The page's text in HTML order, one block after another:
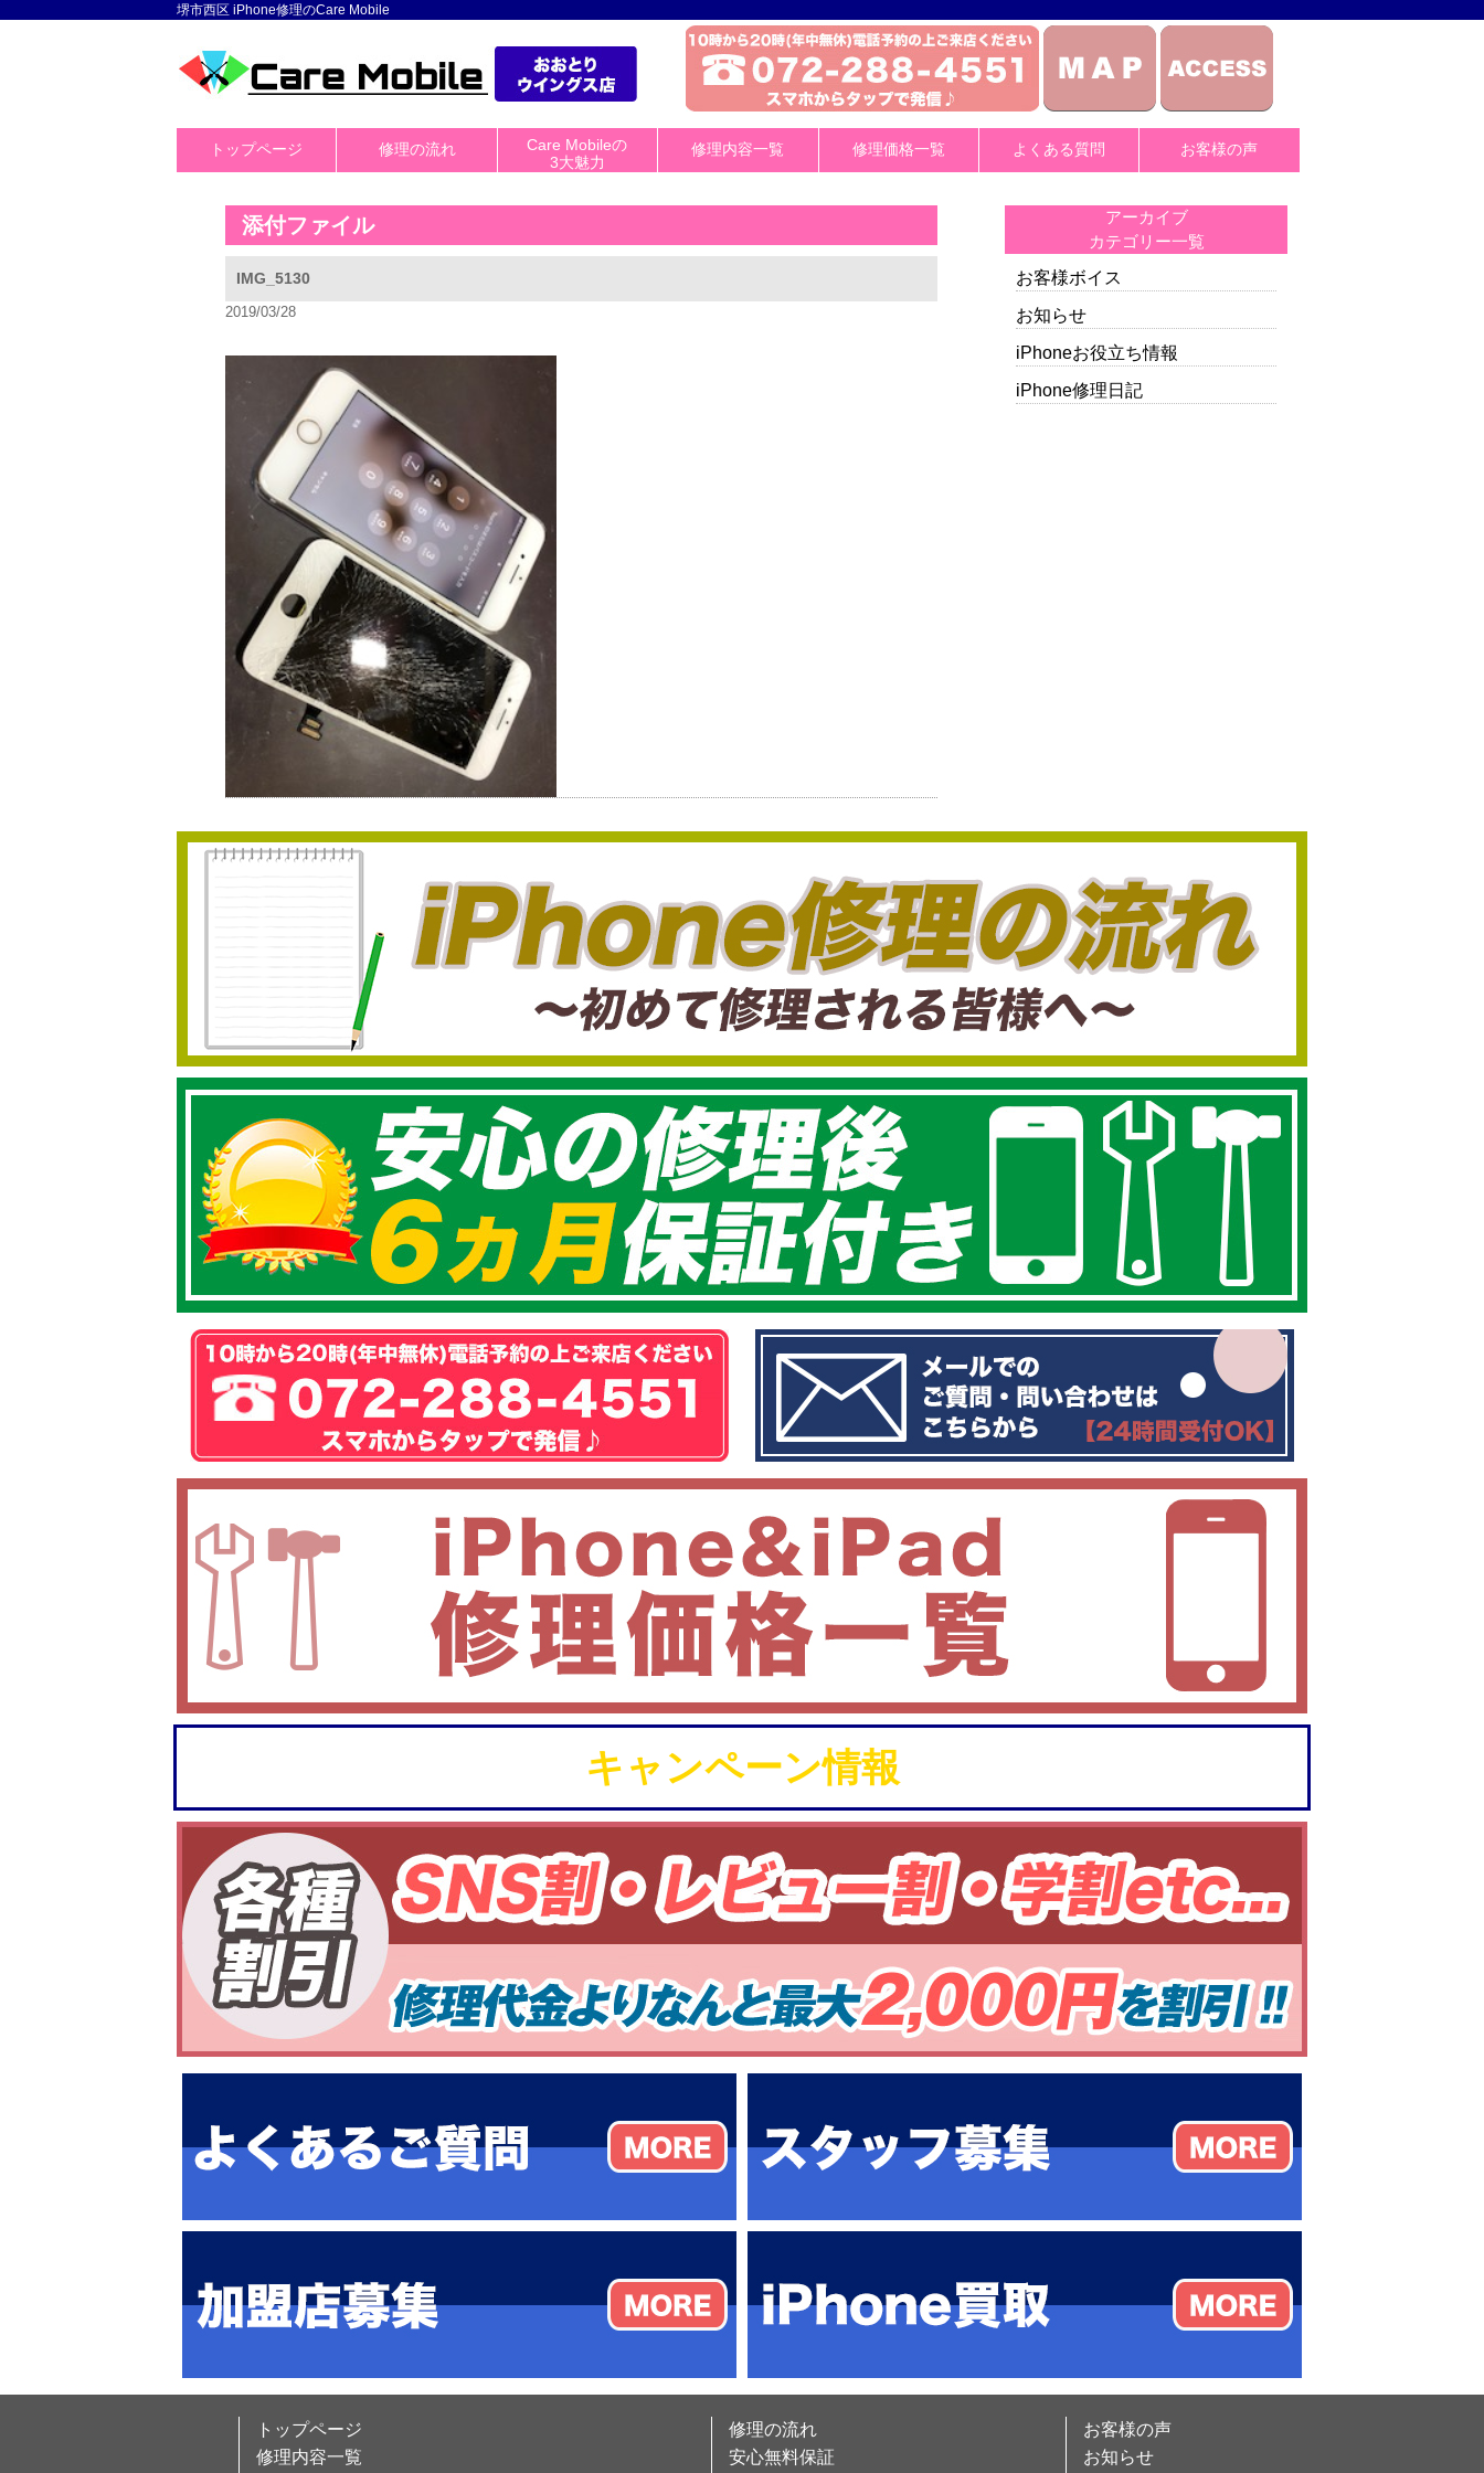
堺市西区 iPhone修理のCare Mobile
トップページ 修理の流れ
Care Mobileの
3大魅力
修理内容一覧 修理価格一覧 よくある質問 お客様の声
添付ファイル
IMG_5130
2019/03/28
アーカイブ
カテゴリー一覧
お客様ボイス
お知らせ
iPhoneお役立ち情報
iPhone修理日記
キャンペーン情報
トップページ
修理内容一覧
修理の流れ
安心無料保証
お客様の声
お知らせ